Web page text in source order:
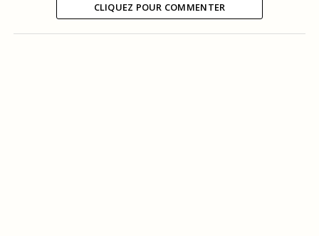
CLIQUEZ POUR COMMENTER